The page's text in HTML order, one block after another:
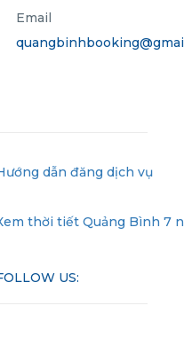
Email
dẫn đăng dịch vụ
thời tiết Quảng Bình 7
US: